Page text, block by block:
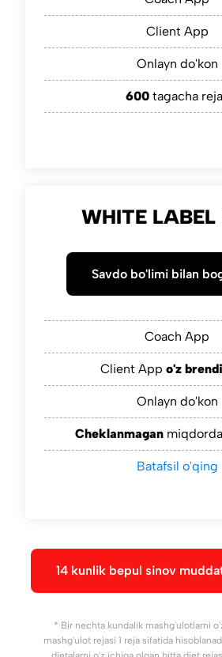
Client App
Onlayn do'kon
600tagacha
WHITE LABEL
Savdo bo'limi bilan
Coach App
Client App o'z
Onlayn do'kon
Cheklanmagan
Batafsil o'qing
14 kunlik bepul sinov
* Bir nechta kundalik mashg'ulotlarni
mashg'ulot rejasi 1 reja sifatida